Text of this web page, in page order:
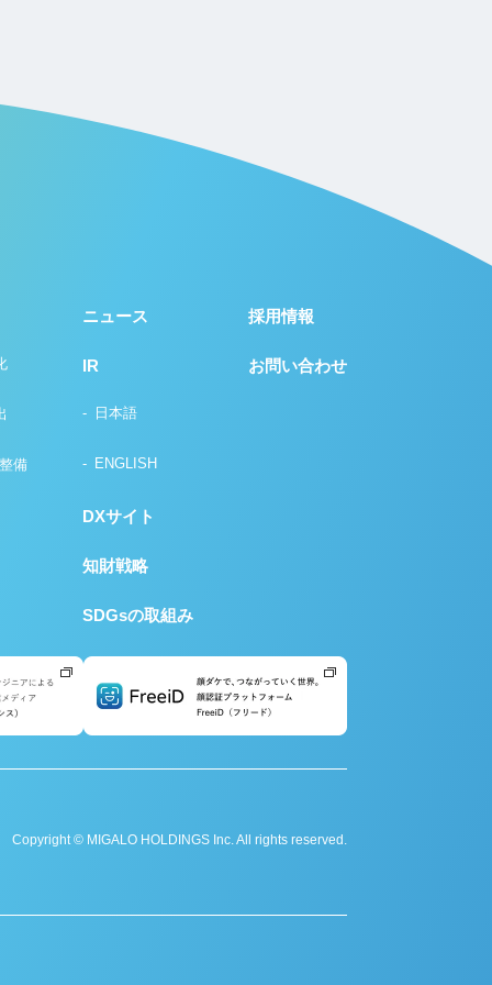
備
ニュース
IR
日本語
ENGLISH
DXサイト
知財戦略
SDGsの取組み
採用情報
お問い合わせ
Copyright © MIGALO HOLDINGS Inc. All rights reserved.